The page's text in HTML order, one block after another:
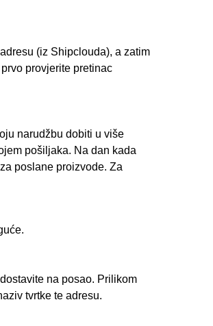
(iz Shipclouda), a zatim
provjerite pretinac
narudžbu dobiti u više
pošiljaka. Na dan kada
poslane proizvode. Za
na posao. Prilikom
tvrtke te adresu.